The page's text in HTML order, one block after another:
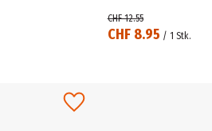
CHF 8.95 / 1 Stk.
CHF 12.55